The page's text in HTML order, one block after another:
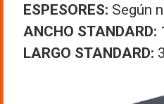
ESPESORES: Según
ANCHO STANDARD:
LARGO STANDARD: